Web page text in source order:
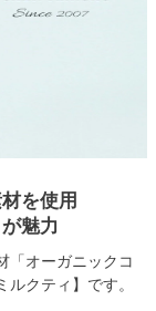
を使用
魅力
「オーガニックコ
クティ】です。